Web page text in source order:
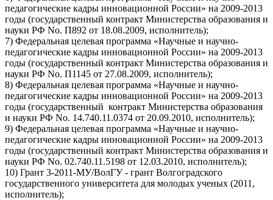
педагогические кадры инновационной России» на 2009-2013
годы (государственный контракт Министерства образования и
науки РФ No. П892 от 18.08.2009, исполнитель);
7) Федеральная целевая программа «Научные и научно-
педагогические кадры инновационной России» на 2009-2013
годы (государственный контракт Министерства образования и
науки РФ No. П1145 от 27.08.2009, исполнитель);
8) Федеральная целевая программа «Научные и научно-
педагогические кадры инновационной России» на 2009-2013
годы (государственный контракт Министерства образования
и науки РФ No. 14.740.11.0374 от 20.09.2010, исполнитель);
9) Федеральная целевая программа «Научные и научно-
педагогические кадры инновационной России» на 2009-2013
годы (государственный контракт Министерства образования и
науки РФ No. 02.740.11.5198 от 12.03.2010, исполнитель);
10) Грант 3-2011-МУ/ВолГУ - грант Волгоградского
государственного университета для молодых ученых (2011,
исполнитель);